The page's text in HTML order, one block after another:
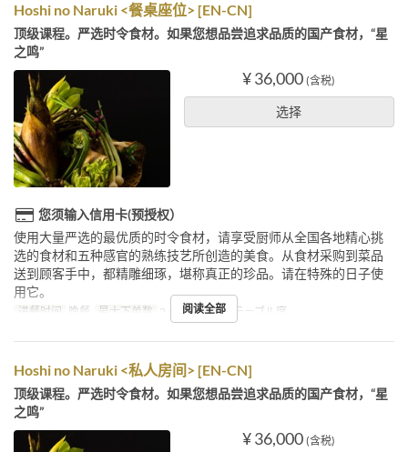
Hoshi no Naruki <餐桌座位> [EN-CN]
顶级课程。严选时令食材。如果您想品尝追求品质的国产食材，“星
之鸣”
¥ 36,000 (含税)
选择
您须输入信用卡(预授权）
使用大量严选的最优质的时令食材，请享受厨师从全国各地精心挑
选的食材和五种感官的熟练技艺所创造的美食。从食材采购到菜品
送到顾客手中，都精雕细琢，堪称真正的珍品。请在特殊的日子使
用它。
进餐时间 晚餐 最大下单数 2 ~ 座位类别 テーブル席
阅读全部
Hoshi no Naruki <私人房间> [EN-CN]
顶级课程。严选时令食材。如果您想品尝追求品质的国产食材，“星
之鸣”
¥ 36,000 (含税)